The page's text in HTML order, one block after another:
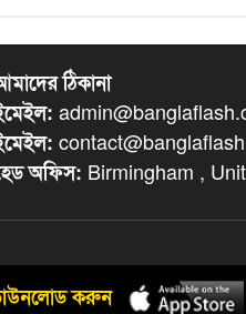
ঠিকানা
অফিস: Birmingham ,
করুন